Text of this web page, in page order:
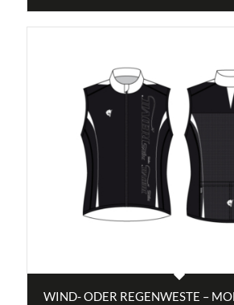
WIND- ODER REGENWESTE –